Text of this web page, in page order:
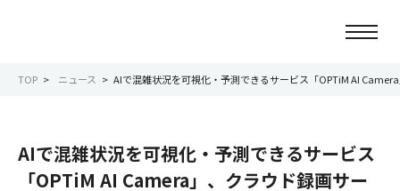
会社情報
TOP ニュース AIで混雑状況を可視化・予測できるサービス「OPTiM AI
AIで混雑状況を可視化・予測できるサービス
「OPTiM AI Camera」、クラウド録画サー